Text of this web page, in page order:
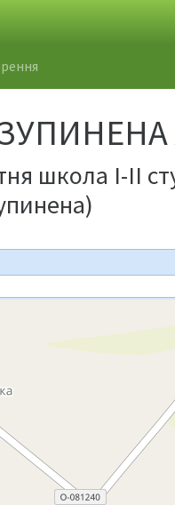
школа І-ІІ